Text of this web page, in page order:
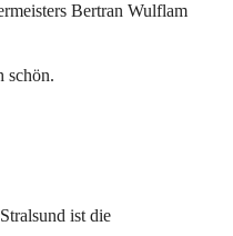
ist die